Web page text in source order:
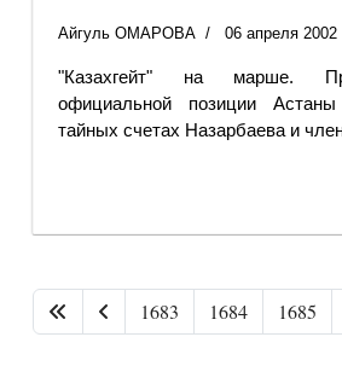
Айгуль ОМАРОВА 06 апреля 2002
"Казахгейт" на марше.
официальной позиции
тайных счетах Назарбаева и
1683 1684 1685